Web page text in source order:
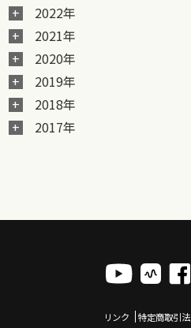
2022年
2021年
2020年
2019年
2018年
2017年
リンク 特定商取引法